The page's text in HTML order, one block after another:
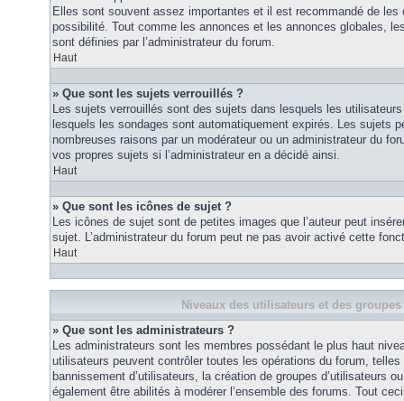
Elles sont souvent assez importantes et il est recommandé de
possibilité. Tout comme les annonces et les annonces globales,
sont définies par l’administrateur du forum.
Haut
» Que sont les sujets verrouillés ?
Les sujets verrouillés sont des sujets dans lesquels les
lesquels les sondages sont automatiquement expirés. Les sujets
nombreuses raisons par un modérateur ou un administrateur du
vos propres sujets si l’administrateur en a décidé ainsi.
Haut
» Que sont les icônes de sujet ?
Les icônes de sujet sont de petites images que l’auteur peut
sujet. L’administrateur du forum peut ne pas avoir activé cette
Haut
Niveaux des utilisateurs et des
» Que sont les administrateurs ?
Les administrateurs sont les membres possédant le plus haut
utilisateurs peuvent contrôler toutes les opérations du forum,
bannissement d’utilisateurs, la création de groupes d’utilisateurs
également être abilités à modérer l’ensemble des forums. Tout